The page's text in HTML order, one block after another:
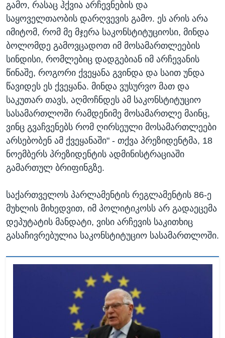
გამო, რასაც ჰქვია არჩევნების და
საყოველთაობის დარღვევის გამო. ეს არის არა
იმიტომ, რომ მე მჯერა საკონსტიტუციოსი, მინდა
ბოლომდე გამოვცადოთ იმ მოსამართლეების
სინდისი, რომლებიც დადგებიან იმ არჩევანის
წინაშე, როგორი ქვეყანა გვინდა და საით უნდა
წავიდეს ეს ქვეყანა. მინდა ვუსურვო მათ და
საკუთარ თავს, აღმოჩნდეს ამ საკონსტიტუციო
სასამართლოში რამდენიმე მოსამართლე მაინც,
ვინც გვაჩვენებს რომ ღირსეული მოსამართლეები
არსებობენ ამ ქვეყანაში" - თქვა პრეზიდენტმა, 18
ნოემბერს პრეზიდენტის ადმინისტრაციაში
გამართულ ბრიფინგზე.
საქართველოს პარლამენტის რეგლამენტის 86-ე
მუხლის მიხედვით, იმ პოლიტიკოსს არ გადაეცემა
დეპუტატის მანდატი, ვისი არჩევის საკითხიც
გასაჩივრებულია საკონსტიტუციო სასამართლოში.